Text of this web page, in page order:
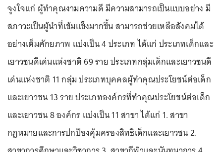
จูงใจแก่ ผู้ทำคุณงามความดี มีความสามารถเป็นแบบอย่าง มี
สภาวะเป็นผู้นำที่เข้มแข็งมากขึ้น สามารถช่วยเหลือสังคมได้
อย่างเต็มศักยภาพ แบ่งเป็น 4 ประเภท ได้แก่ ประเภทเด็กและ
เยาวชนดีเด่นแห่งชาติ 69 ราย ประเภทกลุ่มเด็กและเยาวชนดี
เด่นแห่งชาติ 11 กลุ่ม ประเภทบุคคลผู้ทำคุณประโยชน์ต่อเด็ก
และเยาวชน 13 ราย ประเภทองค์กรที่ทำคุณประโยชน์ต่อเด็ก
และเยาวชน 8 องค์กร แบ่งเป็น 11 สาขา ได้แก่ 1. สาขา
กฎหมายและการปกป้องคุ้มครองสิทธิเด็กและเยาวชน 2.